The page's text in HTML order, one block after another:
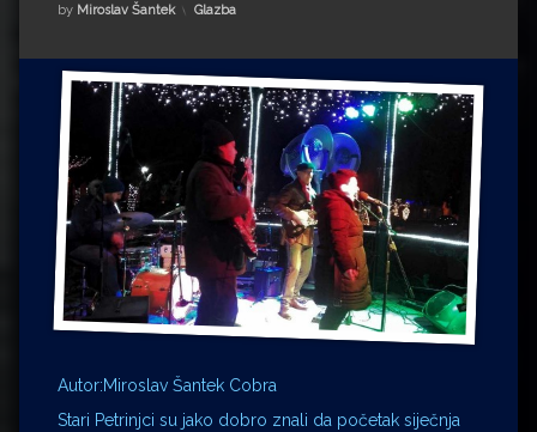
Impressum
Milenko Strižak
Drugi autori
Drugi autori
Matea Andrić
Ljiljana Lekanić-Kljaić
Željko Krznarić
Mario Lovreković
by Miroslav Šantek Kategorije:
Glazba
Autor:Miroslav Šantek Cobra
Stari Petrinjci su jako dobro znali da početak siječnja